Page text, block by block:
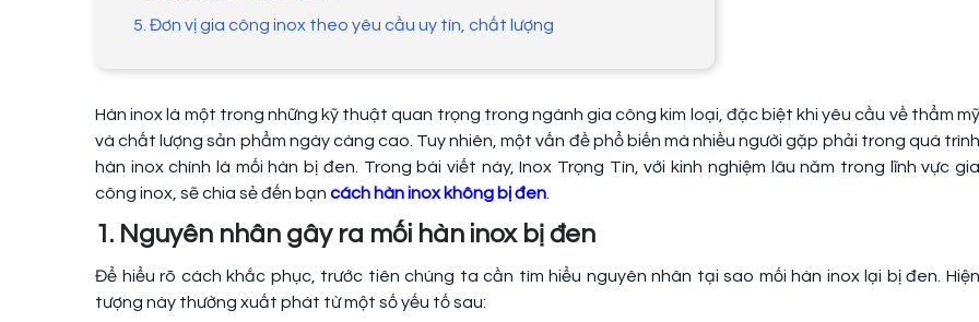
5. Đơn vị gia công inox theo yêu cầu uy tín, chất lượng
Hàn inox là một trong những kỹ thuật quan trọng trong ngành gia công kim loại, đặc biệt khi yêu cầu về thẩm mỹ
và chất lượng sản phẩm ngày càng cao. Tuy nhiên, một vấn đề phổ biến mà nhiều người gặp phải trong quá trình
hàn inox chính là mối hàn bị đen. Trong bài viết này, Inox Trọng Tín, với kinh nghiệm lâu năm trong lĩnh vực gia
công inox, sẽ chia sẻ đến bạn cách hàn inox không bị đen
1. Nguyên nhân gây ra mối hàn inox bị đen
Để hiểu rõ cách khắc phục, trước tiên chúng ta cần tìm hiểu nguyên nhân tại sao mối hàn inox lại bị đen. Hiện
tượng này thường xuất phát từ một số yếu tố sau: